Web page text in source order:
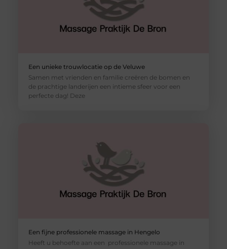
Een unieke trouwlocatie op de Veluwe
Samen met vrienden en familie creëren de bomen en
de prachtige landerijen een intieme sfeer voor een
perfecte dag! Deze
Een fijne professionele massage in Hengelo
Heeft u behoefte aan een professionele massage in